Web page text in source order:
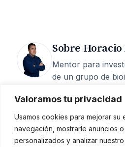
Valoramos tu privacidad
Usamos cookies para mejorar su
navegación, mostrarle anuncios
personalizados y analizar
Sobre Horacio
Mentor para
de un grupo de
carrera, 200+
captados, 15 tesis
400 episodios del
la investigación.